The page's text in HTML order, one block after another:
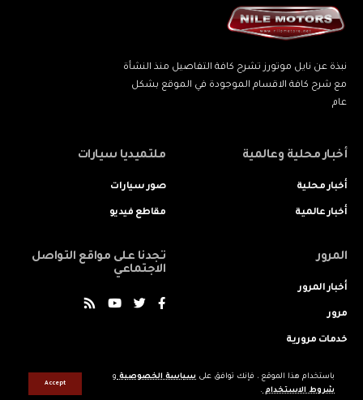
باستخدام هذا الموقع ، فإنك توافق على سياسة الخصوصية و
شروط الاستخدام .
Accept
نبذة عن نايل موتورز تشرح كافة التفاصيل منذ النشأة
مع شرح كافة الاقسام الموجودة في الموقع بشكل
عام
أخبار محلية وعالمية
أخبار محلية
أخبار عالمية
ملتميديا سيارات
صور سيارات
مقاطع فيديو
المرور
أخبار المرور
مرور
خدمات مرورية
تجدنا على مواقع التواصل
الاجتماعي